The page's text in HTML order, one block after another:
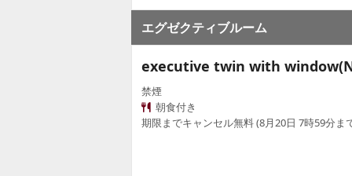
エグゼクティブルーム
executive twin with
禁煙
朝食付き
期限までキャンセル無料 (8月20日 7時59分ま